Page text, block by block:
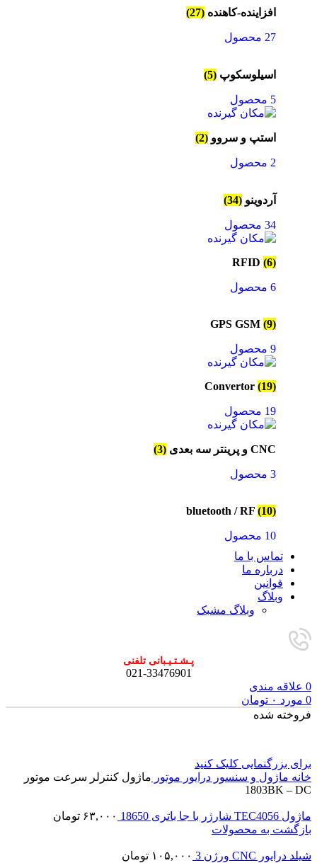
افزاینده-کاهنده (27)
27 محصول
اسیلوسکوپ (5)
5 محصول
استپ و سروو (2)
2 محصول
آردوینو (34)
34 محصول
RFID (6)
6 محصول
GPS GSM (9)
9 محصول
Convertor (19)
19 محصول
CNC و پرینتر سه بعدی (3)
3 محصول
bluetooth / RF (10)
10 محصول
تماس با ما
درباره ما
قوانین
وبلاگ
وبلاگ مشبک
پـشـتـیـبانی تلفنی
021-33476901
0 علاقه مندی
0 مورد ۰ تومان
فروخته شده
برای بزرگنمایی کلیک کنید
خانه ماژول و سنسور درایور موتور ماژول کنترلر سرعت موتور
1803BK – DC
ماژول TEC4056 شارژر با جا باتری 18650 ۶۳,۰۰۰ تومان
بازگشت به محصولات
شیلد درایور CNC ورژن 3 ۱۰۵,۰۰۰ تومان